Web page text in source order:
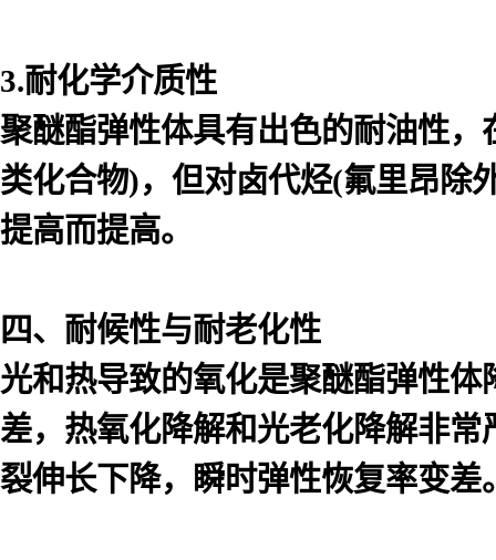
3.耐化学介质性
聚醚酯弹性体具有出色的耐油性
类化合物)，但对卤代烃(氟里昂除
提高而提高。
四、耐候性与耐老化性
光和热导致的氧化是聚醚酯弹性
差，热氧化降解和光老化降解非
裂伸长下降，瞬时弹性恢复率变差